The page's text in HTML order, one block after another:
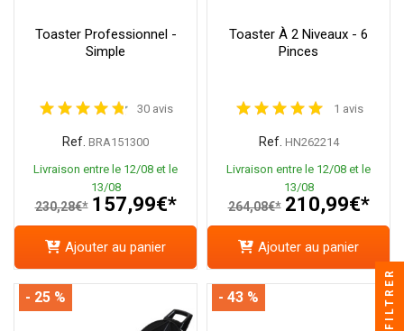
Toaster Professionnel -
Simple
30 avis
Ref. BRA151300
Livraison entre le 12/08 et le
13/08
230,28€* 157,99€*
Ajouter au panier
Toaster À 2 Niveaux - 6
Pinces
1 avis
Ref. HN262214
Livraison entre le 12/08 et le
13/08
264,08€* 210,99€*
Ajouter au panier
- 25 % - 43 % FILTRER